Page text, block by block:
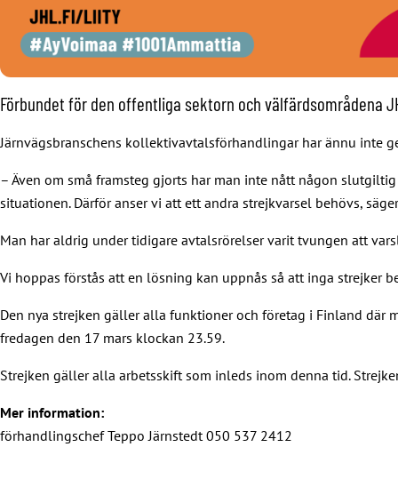
Förbundet för den offentliga sektorn och välfärdsområdena
Järnvägsbranschens kollektivavtalsförhandlingar har ännu inte
– Även om små framsteg gjorts har man inte nått någon
situationen. Därför anser vi att ett andra strejkvarsel behövs,
Man har aldrig under tidigare avtalsrörelser varit tvungen att
Vi hoppas förstås att en lösning kan uppnås så att inga strejker
Den nya strejken gäller alla funktioner och företag i Finland där
fredagen den 17 mars klockan 23.59.
Strejken gäller alla arbetsskift som inleds inom denna tid.
Mer information:
förhandlingschef Teppo Järnstedt 050 537 2412